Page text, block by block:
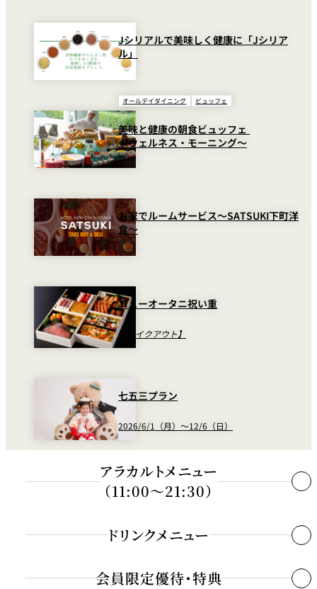
Jシリアルで美味しく健康に「Jシリア
ル」
オールデイダイニング ビュッフェ
美味と健康の朝食ビュッフェ
～ウェルネス・モーニング～
お家でルームサービス～SATSUKI下町洋
食～
ニューオータニ祝い重
【テイクアウト】
七五三プラン
2026/6/1（月）～12/6（日）
アラカルトメニュー
（11:00～21:30）
ドリンクメニュー
COFFEE 会員限定優待・特典